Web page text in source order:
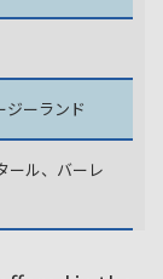
ジーランド
ール、バーレ